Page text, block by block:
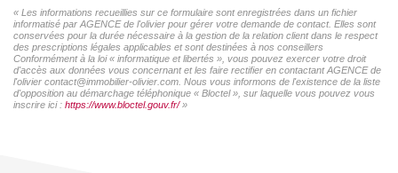
« Les informations recueillies sur ce formulaire sont enregistrées dans un fichier
informatisé par AGENCE de l'olivier pour gérer votre demande de contact. Elles sont
conservées pour la durée nécessaire à la gestion de la relation client dans le respect
des prescriptions légales applicables et sont destinées à nos conseillers
Conformément à la loi « informatique et libertés », vous pouvez exercer votre droit
d'accès aux données vous concernant et les faire rectifier en contactant AGENCE de
l'olivier contact@immobilier-olivier.com. Nous vous informons de l'existence de la liste
d'opposition au démarchage téléphonique « Bloctel », sur laquelle vous pouvez vous
inscrire ici : https://www.bloctel.gouv.fr/»